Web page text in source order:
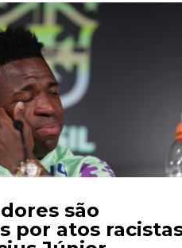
são
por atos